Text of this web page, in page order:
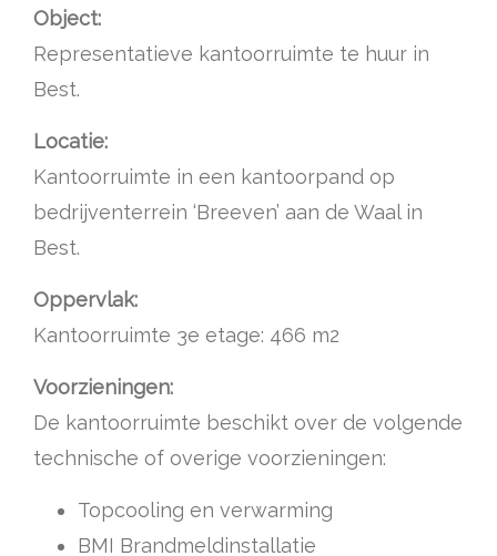
Object:
Representatieve kantoorruimte te huur in
Best.
Locatie:
Kantoorruimte in een kantoorpand op
bedrijventerrein ‘Breeven’ aan de Waal in
Best.
Oppervlak:
Kantoorruimte 3e etage: 466 m2
Voorzieningen:
De kantoorruimte beschikt over de volgende
technische of overige voorzieningen:
Topcooling en verwarming
BMI Brandmeldinstallatie